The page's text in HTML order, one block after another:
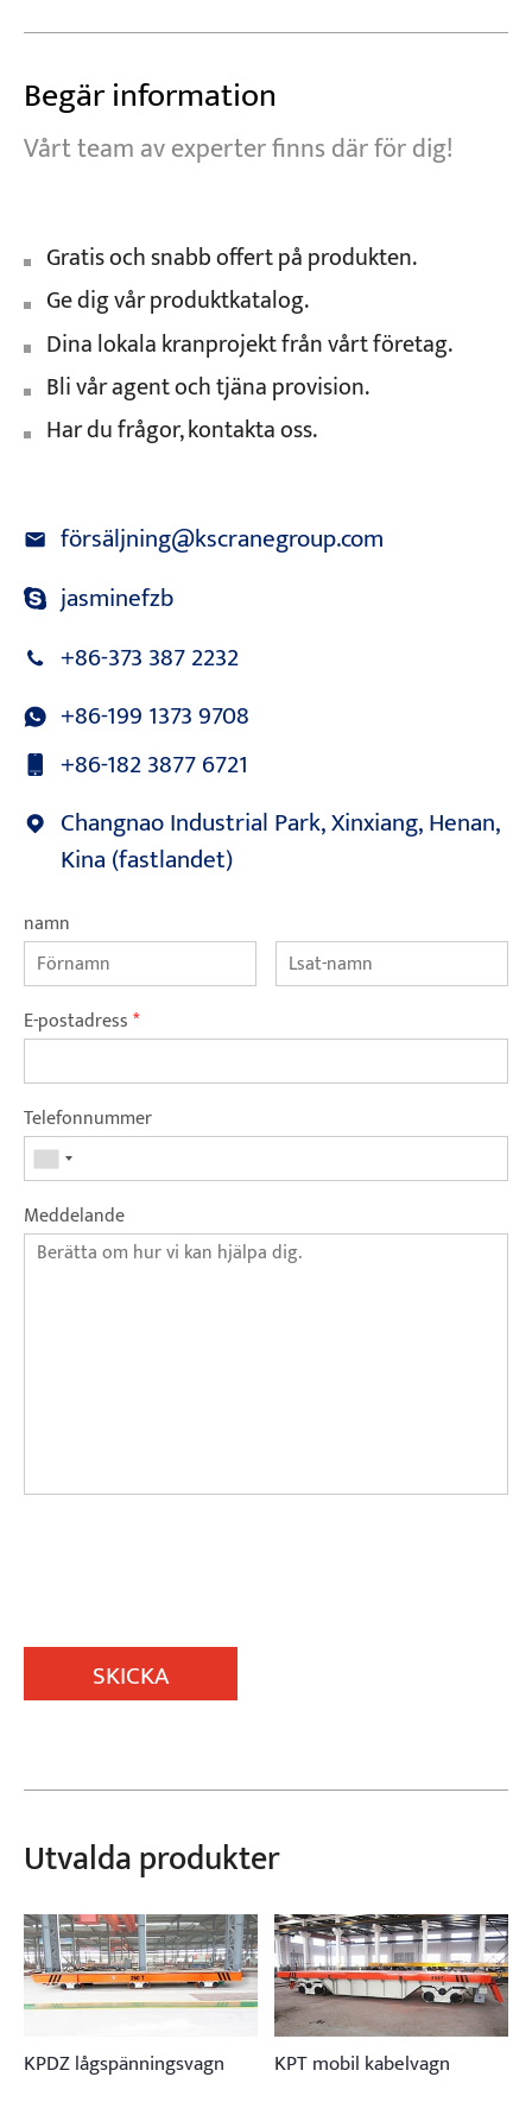
Begär information
Vårt team av experter finns där för dig!
Gratis och snabb offert på produkten.
Ge dig vår produktkatalog.
Dina lokala kranprojekt från vårt företag.
Bli vår agent och tjäna provision.
Har du frågor, kontakta oss.
försäljning@kscranegroup.com
jasminefzb
+86-373 387 2232
+86-199 1373 9708
+86-182 3877 6721
Changnao Industrial Park, Xinxiang, Henan,
Kina (fastlandet)
namn
E-postadress*
Telefonnummer
Meddelande
SKICKA
Utvalda produkter
KPDZ lågspänningsvagn KPT mobil kabelvagn